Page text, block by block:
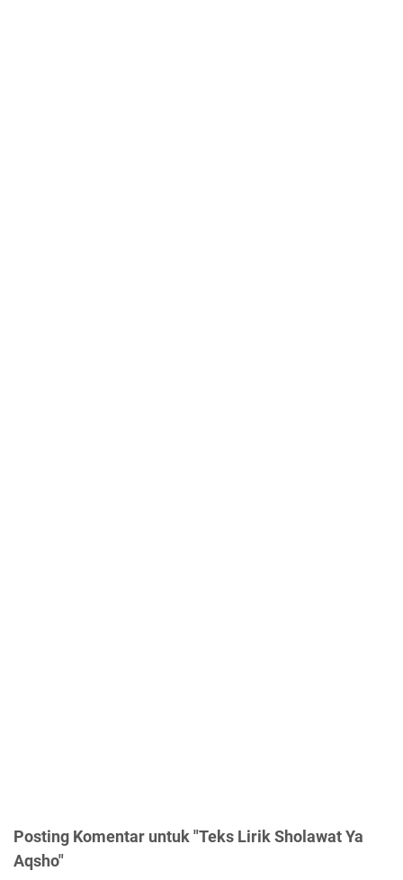
Posting Komentar untuk "Teks Lirik Sholawat Ya
Aqsho"